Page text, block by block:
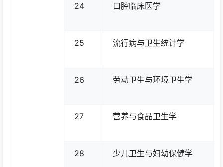
24 口腔临床医学
25 流行病与卫生统计学
26 劳动卫生与环境卫生学
27 营养与食品卫生学
28 少儿卫生与妇幼保健学